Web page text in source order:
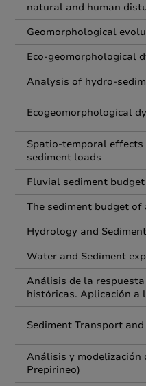
natural and human
Geomorphological
Eco-geomorphological
Analysis of hydro-
Ecogeomorphological
Spatio-temporal effects
sediment loads
Fluvial sediment
The sediment budget of
Hydrology and
Water and Sediment
Análisis de la
históricas. Aplicación a
Sediment Transport
Análisis y modelización
Prepirineo)